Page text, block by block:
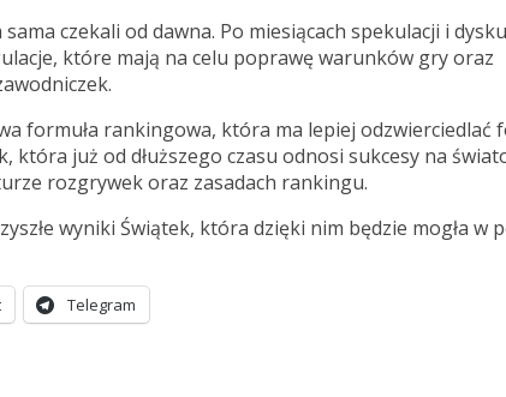
czekali od dawna. Po miesiącach spekulacji i
które mają na celu poprawę warunków gry oraz
formuła rankingowa, która ma lepiej odzwierciedlać
już od dłuższego czasu odnosi sukcesy na
rozgrywek oraz zasadach rankingu.
wyniki Świątek, która dzięki nim będzie mogła w
Telegram